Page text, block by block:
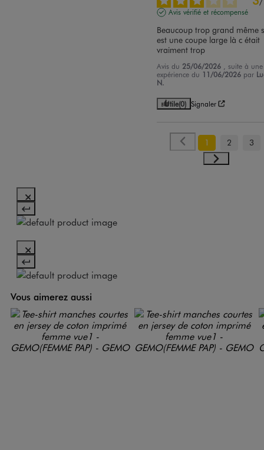
Avis vérifié et récompensé
Beaucoup trop grand même
est une coupe large là c était
vraiment trop
Avis du 25/06/2026
, suite à une
expérience du 11/06/2026 par
N.
Utile(0) Signaler
1 2 3
Vous aimerez aussi